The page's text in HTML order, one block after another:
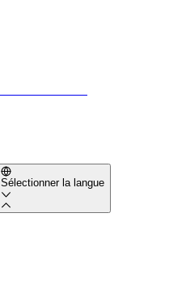
Sélectionner la langue